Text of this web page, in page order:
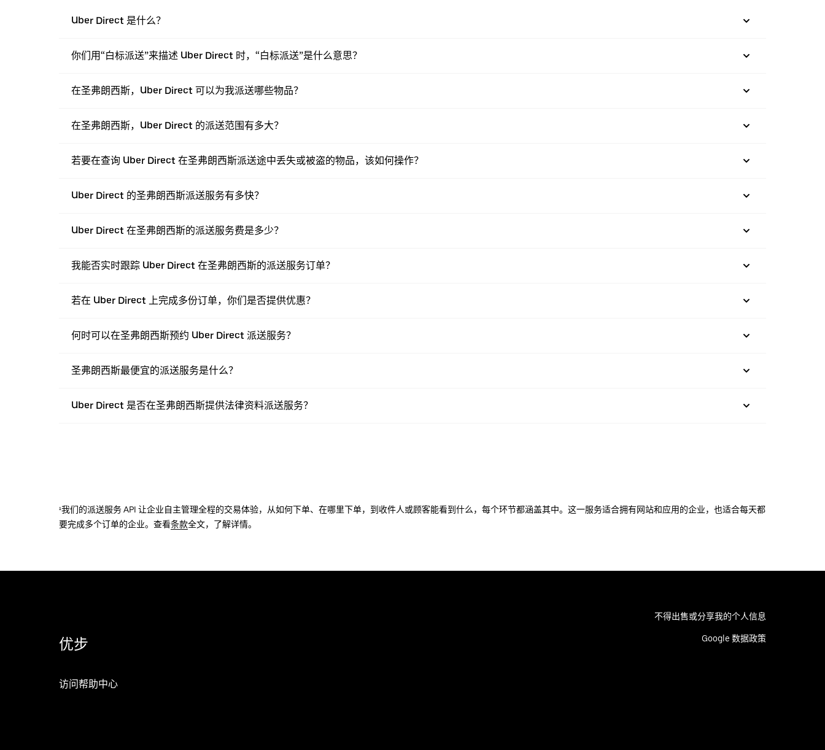
Uber Direct 是什么？
你们用“白标派送”来描述 Uber Direct 时，“白标派送”是什么意思？
在圣弗朗西斯，Uber Direct 可以为我派送哪些物品？
在圣弗朗西斯，Uber Direct 的派送范围有多大？
若要在查询 Uber Direct 在圣弗朗西斯派送途中丢失或被盗的物品，该如何操作？
Uber Direct 的圣弗朗西斯派送服务有多快？
Uber Direct 在圣弗朗西斯的派送服务费是多少？
我能否实时跟踪 Uber Direct 在圣弗朗西斯的派送服务订单？
若在 Uber Direct 上完成多份订单，你们是否提供优惠？
何时可以在圣弗朗西斯预约 Uber Direct 派送服务？
圣弗朗西斯最便宜的派送服务是什么？
Uber Direct 是否在圣弗朗西斯提供法律资料派送服务？
¹我们的派送服务 API 让企业自主管理全程的交易体验，从如何下单、在哪里下单，到收件人或顾客能看到什么，每个环节都涵盖其中。这一服务适合拥有网站和应用的企业，也适合每天都
要完成多个订单的企业。查看条款全文，了解详情。
优步
访问帮助中心
不得出售或分享我的个人信息
Google 数据政策